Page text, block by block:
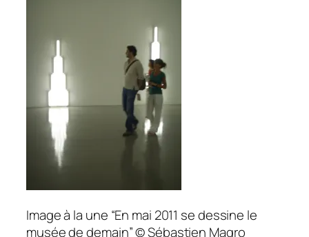
Image à la une “En mai 2011 se dessine le
musée de demain” © Sébastien Magro